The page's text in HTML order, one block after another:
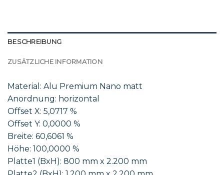
BESCHREIBUNG
ZUSÄTZLICHE INFORMATION
Material: Alu Premium Nano matt
Anordnung: horizontal
Offset X: 5,0717 %
Offset Y: 0,0000 %
Breite: 60,6061 %
Höhe: 100,0000 %
Platte1 (BxH): 800 mm x 2.200 mm